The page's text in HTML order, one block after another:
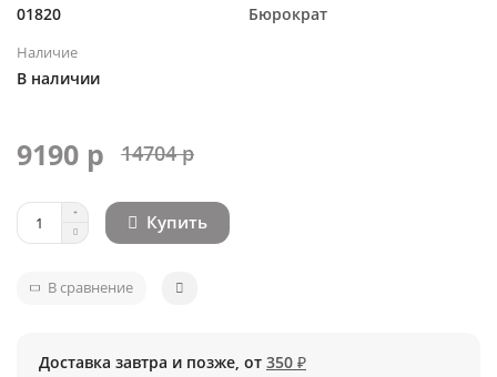
01820 Бюрократ
Наличие
В наличии
9190 р 14704 р
Купить
В сравнение
Доставка завтра и позже, от 350 ₽